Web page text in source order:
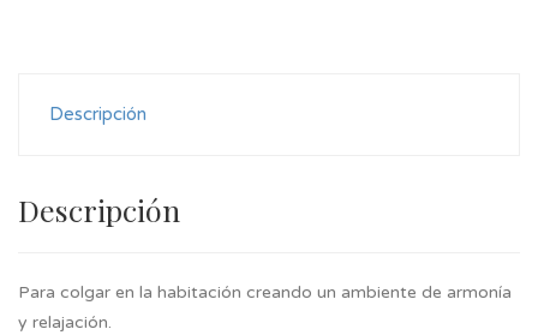
Descripción
Descripción
Para colgar en la habitación creando un ambiente de armonía
y relajación.